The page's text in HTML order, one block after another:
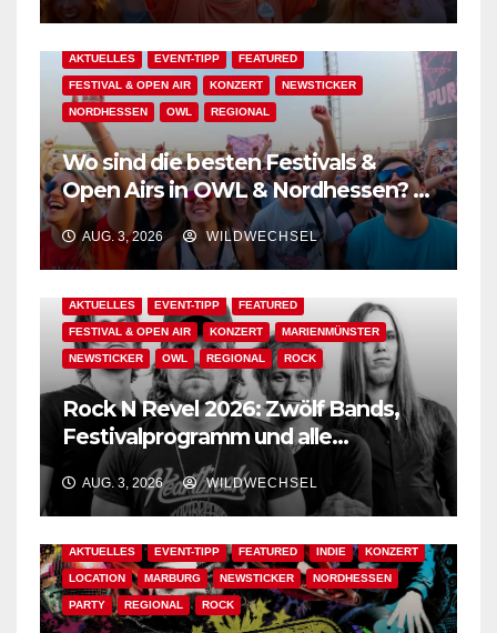
AKTUELLES EVENT-TIPP FEATURED
FESTIVAL & OPEN AIR KONZERT NEWSTICKER
NORDHESSEN OWL REGIONAL
Wo sind die besten Festivals &
Open Airs in OWL & Nordhessen? –
Der Ww-Festival-Planer!
AUG. 3, 2026 WILDWECHSEL
AKTUELLES EVENT-TIPP FEATURED
FESTIVAL & OPEN AIR KONZERT MARIENMÜNSTER
NEWSTICKER OWL REGIONAL ROCK
Rock N Revel 2026: Zwölf Bands,
Festivalprogramm und alle
wichtigen Informationen!
AUG. 3, 2026 WILDWECHSEL
AKTUELLES EVENT-TIPP FEATURED INDIE KONZERT
LOCATION MARBURG NEWSTICKER NORDHESSEN
PARTY REGIONAL ROCK